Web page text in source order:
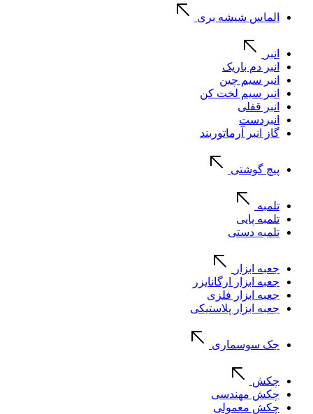
الماس شیشه بری
انبر
انبر دم باریک
انبر سیم چین
انبر سیم لخت کن
انبر قفلی
انبردست
گاز انبر آرماتوربند
پیچ گوشتی
تلمبه
تلمبه پایی
تلمبه دستی
جعبه ابزار
جعبه ابزار ارگانایزر
جعبه ابزار فلزی
جعبه ابزار پلاستیکی
جک سوسماری
چکش
چکش مهندسی
چکش معمولی